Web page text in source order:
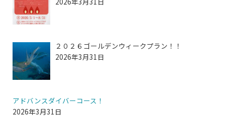
２０２６ゴールデンウィークプラン！！
2026年3月31日
アドバンスダイバーコース！
2026年3月31日